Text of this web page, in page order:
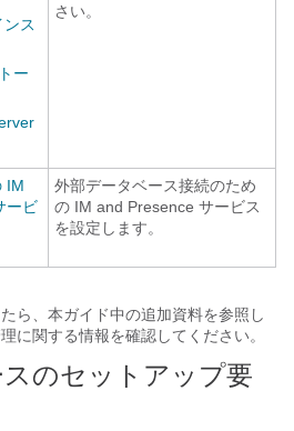
ス
ー
さい。
IM
ービ
外部データベース接続のため
の IM and Presence サービス
を設定します。
ら、本ガイド中の追加資料を参照し
に関する情報を確認してください。
のセットアップ要